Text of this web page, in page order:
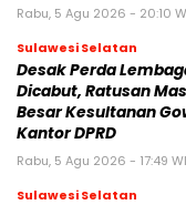
Rabu, 5 Agu 2026 - 20:10
Sulawesi Selatan
Desak Perda
Dicabut, Ratusan
Besar Kesultanan
Kantor DPRD
Rabu, 5 Agu 2026 - 17:49
Sulawesi Selatan